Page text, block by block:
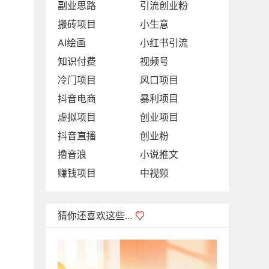
副业思路
引流创业粉
搬砖项目
小生意
AI绘画
小红书引流
知识付费
视频号
冷门项目
风口项目
抖音电商
暴利项目
虚拟项目
创业项目
抖音直播
创业粉
撸音浪
小说推文
赚钱项目
中视频
猜你还喜欢这些... 